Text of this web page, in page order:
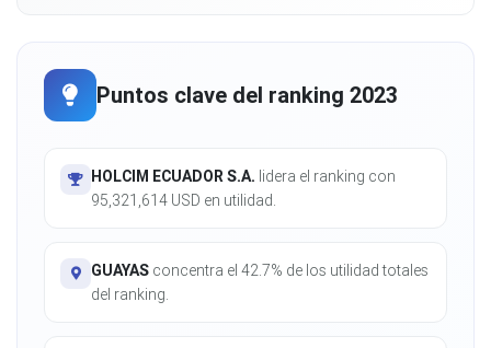
Puntos clave del ranking 2023
HOLCIM ECUADOR S.A. lidera el ranking con
95,321,614 USD en utilidad.
GUAYAS concentra el 42.7% de los utilidad totales
del ranking.